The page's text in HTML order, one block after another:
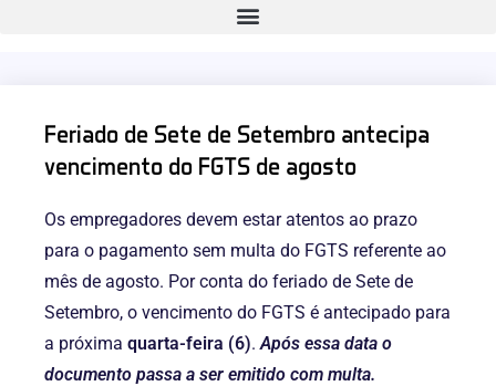
Feriado de Sete de Setembro antecipa
vencimento do FGTS de agosto
Os empregadores devem estar atentos ao prazo
para o pagamento sem multa do FGTS referente ao
mês de agosto. Por conta do feriado de Sete de
Setembro, o vencimento do FGTS é antecipado para
a próxima quarta-feira (6). Após essa data o
documento passa a ser emitido com multa.